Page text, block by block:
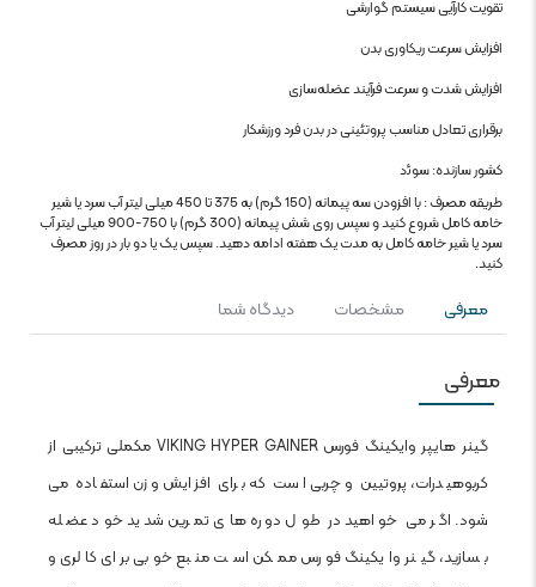
تقویت کارآیی سیستم گوارشی
افزایش سرعت ریکاوری بدن
افزایش شدت و سرعت فرآیند عضله‌سازی
برقراری تعادل مناسب پروتئینی در بدن فرد ورزشکار
کشور سازنده: سوﺋد
طریقه مصرف : با افزودن سه پیمانه (150 گرم) به 375 تا 450 میلی لیتر آب سرد یا شیر
خامه کامل شروع کنید و سپس روی شش پیمانه (300 گرم) با 750-900 میلی لیتر آب
سرد یا شیر خامه کامل به مدت یک هفته ادامه دهید. سپس یک یا دو بار در روز مصرف
کنید.
معرفی مشخصات دیدگاه شما
معرفی
گینر هایپر وایکینگ فورس VIKING HYPER GAINER مکملی ترکیبی از
کربوهیدرات، پروتیین و چربی است که برای افزایش وزن استفاده می
شود. اگر می خواهید در طول دوره های تمرین شدید خود عضله
بسازید، گینر وایکینگ فورس ممکن است منبع خوبی برای کالری و